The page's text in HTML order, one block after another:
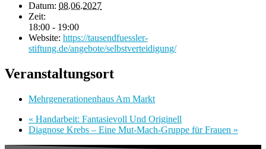
Datum: 08.06.2027
Zeit:
18:00 - 19:00
Website: https://tausendfuessler-
stiftung.de/angebote/selbstverteidigung/
Veranstaltungsort
Mehrgenerationenhaus Am Markt
« Handarbeit: Fantasievoll Und Originell
Diagnose Krebs – Eine Mut-Mach-Gruppe für Frauen »